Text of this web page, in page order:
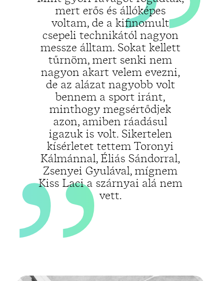
mert erős és állóképes
voltam, de a kifinomult
csepeli technikától nagyon
messze álltam. Sokat kellett
tűrnöm, mert senki nem
nagyon akart velem evezni,
de az alázat nagyobb volt
bennem a sport iránt,
minthogy megsértődjek
azon, amiben ráadásul
igazuk is volt. Sikertelen
kísérletet tettem Toronyi
Kálmánnal, Éliás Sándorral,
Zsenyei Gyulával, mígnem
Kiss Laci a szárnyai alá nem
vett.
„